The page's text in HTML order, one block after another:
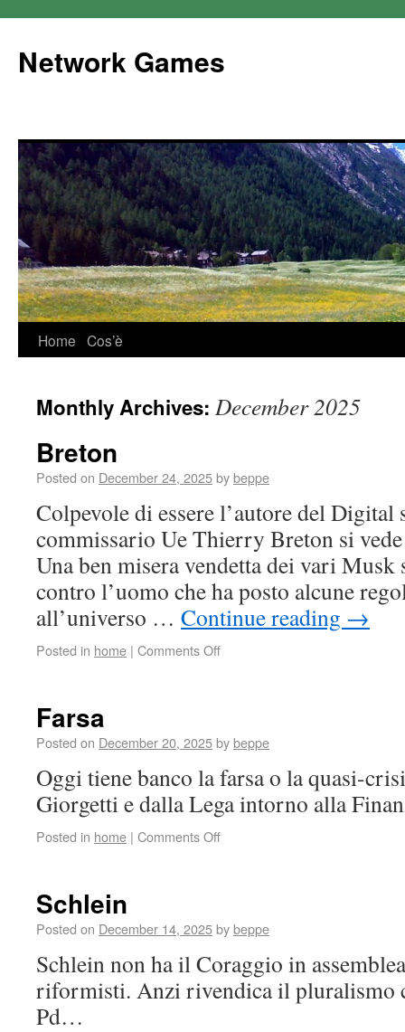
Network Games
Home Cos’è
Monthly Archives: December 2025
Breton
Posted on December 24, 2025bybeppe
Colpevole di essere l’autore del Digital
commissario Ue Thierry Breton si
Una ben misera vendetta dei vari
contro l’uomo che ha posto alcune
all’universo … Continue reading →
Posted in home | Comments Off
Farsa
Posted on December 20, 2025bybeppe
Oggi tiene banco la farsa o la quasi-
Giorgetti e dalla Lega intorno alla
Posted in home | Comments Off
Schlein
Posted on December 14, 2025bybeppe
Schlein non ha il Coraggio in
riformisti. Anzi rivendica il pluralismo
Pd…